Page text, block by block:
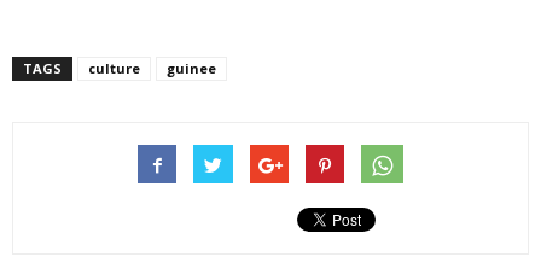
TAGS culture guinee